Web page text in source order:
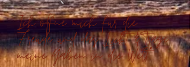
Ich öffne michfürdie
Freude und das Licht & trage
meine Gaben in die Welt“